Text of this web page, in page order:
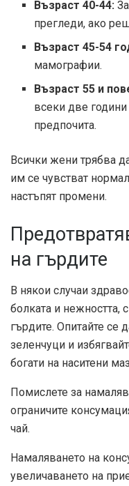
Възраст 40-44:
прегледи, ако
Възраст 45-54
мамографии.
Възраст 55 и
всеки две
предпочита.
Всички жени трябва
им се чувстват
настъпят промени.
на гърдите
В някои случаи
болката и нежността,
гърдите. Опитайте се
зеленчуци и
богати на наситени
Помислете за
ограничите
чай.
Намаляването на
увеличаването на